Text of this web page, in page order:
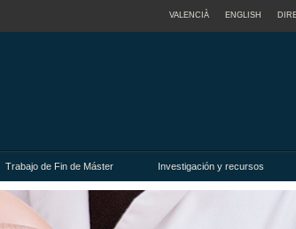
VALENCIÀ ENGLISH
Trabajo de Fin de Máster Investigación y recursos